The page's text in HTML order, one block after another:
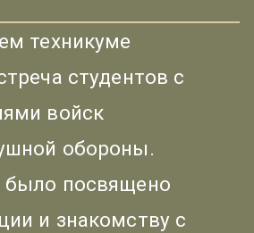
техникуме
студентов с
войск
обороны.
было посвящено
и знакомству с